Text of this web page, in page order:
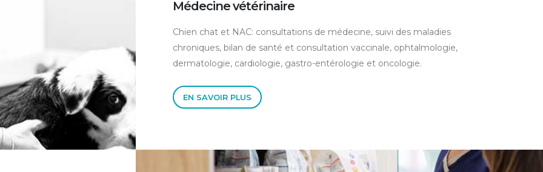
Médecine vétérinaire
Chien chat et NAC: consultations de médecine, suivi des maladies
chroniques, bilan de santé et consultation vaccinale, ophtalmologie,
dermatologie, cardiologie, gastro-entérologie et oncologie.
EN SAVOIR PLUS